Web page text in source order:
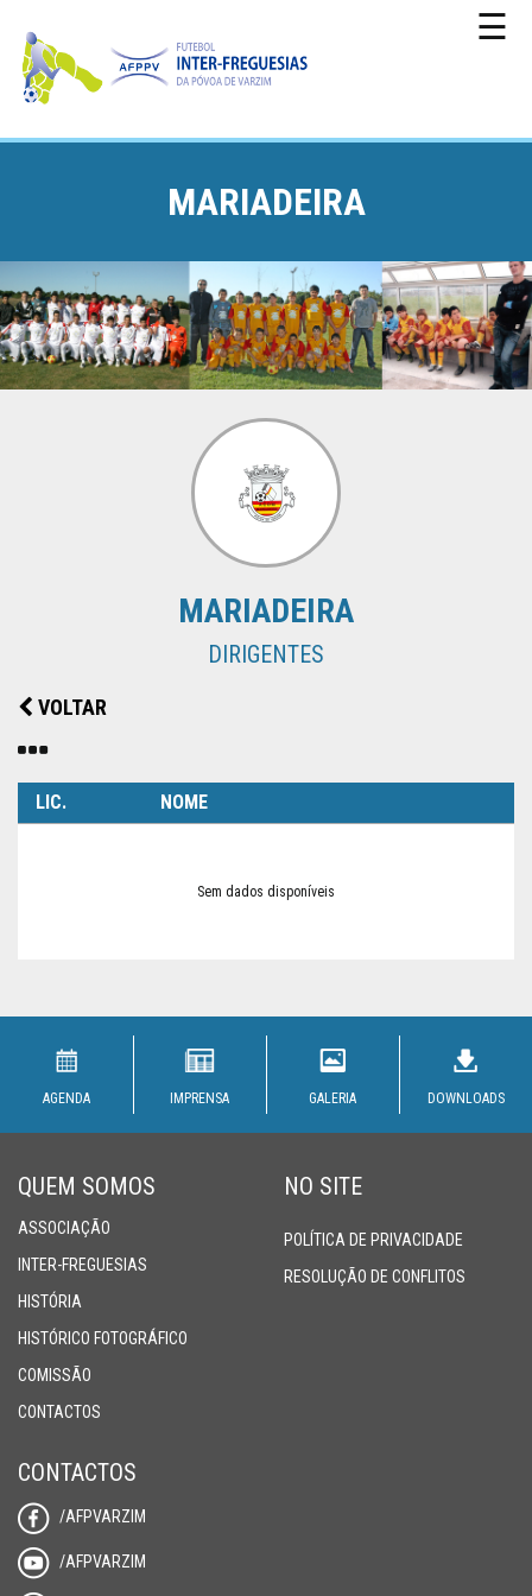
TAÇA
DA
PÓVOA
NOTÍCIAS
SOMOS
☰
MARIADEIRA
MARIADEIRA
DIRIGENTES
VOLTAR
LIC. NOME
Sem dados disponíveis
AGENDA IMPRENSA GALERIA DOWNLOADS
QUEM SOMOS
ASSOCIAÇÃO
INTER-FREGUESIAS
HISTÓRIA
HISTÓRICO FOTOGRÁFICO
COMISSÃO
CONTACTOS
NO SITE
POLÍTICA DE PRIVACIDADE
RESOLUÇÃO DE CONFLITOS
CONTACTOS
/AFPVARZIM
/AFPVARZIM